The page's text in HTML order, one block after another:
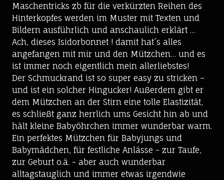
Maschentricks zb für die verkürzten Reihen des
Hinterkopfes werden im Muster mit Texten und
Bildern ausführlich und anschaulich erklärt …
Ach, dieses Isidorbonnet ! damit hat´s alles
angefangen mit mir und den Mützchen… und es
ist immer noch eigentlich mein allerliebstes!
Der Schmuckrand ist so super easy zu stricken –
und ist ein solcher Hingucker! Außerdem gibt er
dem Mützchen an der Stirn eine tolle Elastizität,
es schließt ganz herrlich ums Gesicht hin ab und
hält kleine Babyöhrchen immer wunderbar warm.
Ein perfektes Mützchen für Babyjungs und
Babymädchen, für festliche Anlässe - zur Taufe,
zur Geburt o.ä. - aber auch wunderbar
alltagstauglich und immer etwas irgendwie